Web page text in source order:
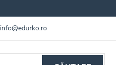
info@edurko.ro
frecvente